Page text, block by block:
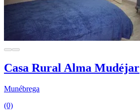
Casa Rural Alma Mudéjar
Munébrega
(0)